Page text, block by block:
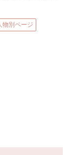
物別ページ